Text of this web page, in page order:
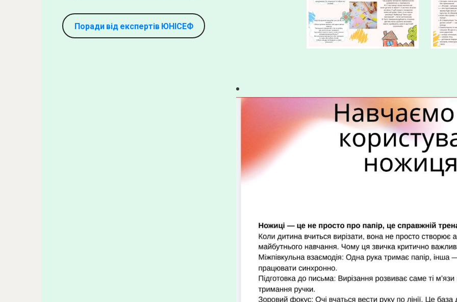
Поради від експертів ЮНІСЕФ